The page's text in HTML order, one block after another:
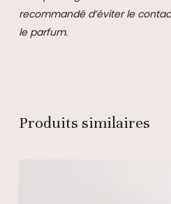
recommandé d’éviter le
le parfum.
Produits similaires